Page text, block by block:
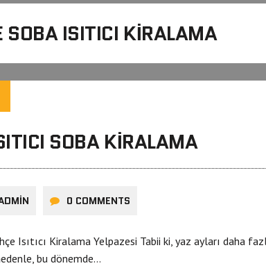
SOBA ISITICI KIRALAMA
SOBA KIRALAMA
0 COMMENTS
Isıtıcı Kiralama Yelpazesi Tabii ki, yaz ayları daha
bu dönemde…